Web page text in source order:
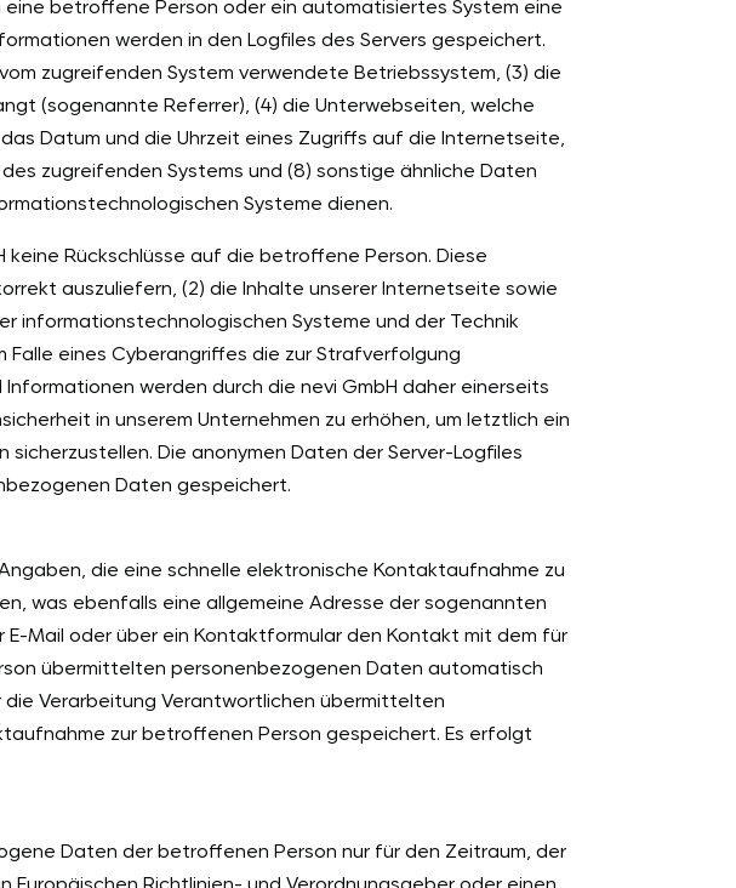
betroffene Person oder ein automatisiertes System eine
werden in den Logfiles des Servers gespeichert.
zugreifenden System verwendete Betriebssystem, (3) die
(sogenannte Referrer), (4) die Unterwebseiten, welche
Datum und die Uhrzeit eines Zugriffs auf die Internetseite,
zugreifenden Systems und (8) sonstige ähnliche Daten
Systeme dienen.
Rückschlüsse auf die betroffene Person. Diese
auszuliefern, (2) die Inhalte unserer Internetseite sowie
informationstechnologischen Systeme und der Technik
eines Cyberangriffes die zur Strafverfolgung
werden durch die nevi GmbH daher einerseits
in unserem Unternehmen zu erhöhen, um letztlich ein
Die anonymen Daten der Server-Logfiles
Daten gespeichert.
die eine schnelle elektronische Kontaktaufnahme zu
was ebenfalls eine allgemeine Adresse der sogenannten
Mail oder über ein Kontaktformular den Kontakt mit dem für
übermittelten personenbezogenen Daten automatisch
Verarbeitung Verantwortlichen übermittelten
zur betroffenen Person gespeichert. Es erfolgt
Daten der betroffenen Person nur für den Zeitraum, der